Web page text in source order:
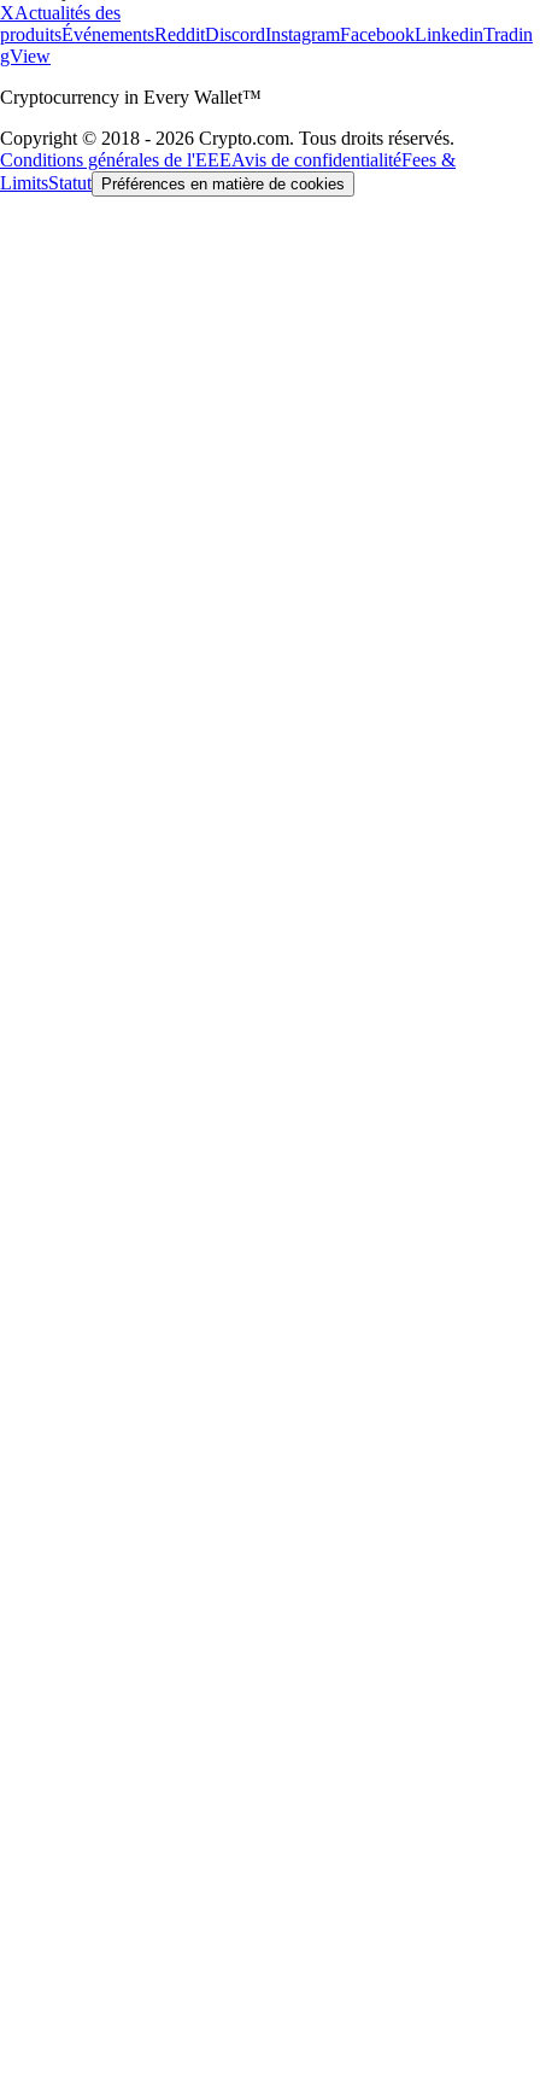
XActualités des
produitsÉvénementsRedditDiscordInstagramFacebookLinkedinTradin
gView
Cryptocurrency in Every Wallet™
Copyright © 2018 - 2026 Crypto.com. Tous droits réservés.
Conditions générales de l'EEEAvis de confidentialitéFees &
LimitsStatut Préférences en matière de cookies